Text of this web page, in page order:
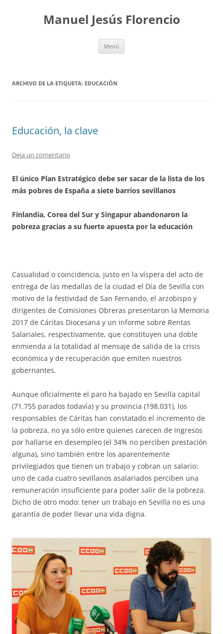
contenidoManuel Jesús Florencio
Menú
ARCHIVO DE LA ETIQUETA: EDUCACIÓN
Educación, la clave
Deja un comentario
El único Plan Estratégico debe ser sacar de la lista de los
más pobres de España a siete barrios sevillanos
Finlandia, Corea del Sur y Singapur abandonaron la
pobreza gracias a su fuerte apuesta por la educación
Casualidad o coincidencia, justo en la víspera del acto de
entrega de las medallas de la ciudad el Día de Sevilla con
motivo de la festividad de San Fernando, el arzobispo y
dirigentes de Comisiones Obreras presentaron la Memoria
2017 de Cáritas Diocesana y un informe sobre Rentas
Salariales, respectivamente, que constituyen una doble
enmienda a la totalidad al mensaje de salida de la crisis
económica y de recuperación que emiten nuestros
gobernantes.
Aunque oficialmente el paro ha bajado en Sevilla capital
(71.755 parados todavía) y su provincia (198.031), los
responsables de Cáritas han constatado el incremento de
la pobreza, no ya sólo entre quienes carecen de ingresos
por hallarse en desempleo (el 34% no perciben prestación
alguna), sino también entre los aparentemente
privilegiados que tienen un trabajo y cobran un salario:
uno de cada cuatro sevillanos asalariados perciben una
remuneración insuficiente para poder salir de la pobreza.
Dicho de otro modo: tener un trabajo en Sevilla no es una
garantía de poder llevar una vida digna.